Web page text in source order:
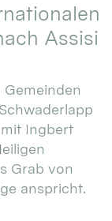
Assisi
Ingbert
Grab von
anspricht.